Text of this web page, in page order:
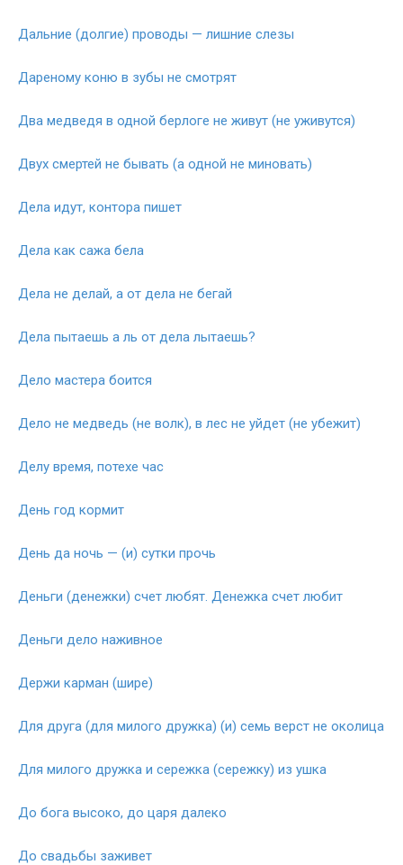
Дальние (долгие) проводы — лишние слезы
Дареному коню в зубы не смотрят
Два медведя в одной берлоге не живут (не уживутся)
Двух смертей не бывать (а одной не миновать)
Дела идут, контора пишет
Дела как сажа бела
Дела не делай, а от дела не бегай
Дела пытаешь а ль от дела лытаешь?
Дело мастера боится
Дело не медведь (не волк), в лес не уйдет (не убежит)
Делу время, потехе час
День год кормит
День да ночь — (и) сутки прочь
Деньги (денежки) счет любят. Денежка счет любит
Деньги дело наживное
Держи карман (шире)
Для друга (для милого дружка) (и) семь верст не околица
Для милого дружка и сережка (сережку) из ушка
До бога высоко, до царя далеко
До свадьбы заживет